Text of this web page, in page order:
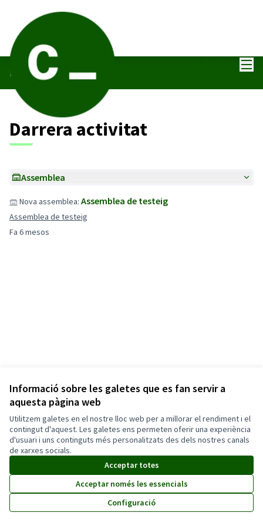
Informació sobre les galetes que es fan servir a
aquesta pàgina web
Utilitzem galetes en el nostre lloc web per a millorar el rendiment i el
contingut d'aquest. Les galetes ens permeten oferir una experiència
d'usuari i uns continguts més personalitzats des dels nostres canals
de xarxes socials.
Acceptar totes
Acceptar només les essencials
Configuració
Darreres activitats
Darrera activitat
Assemblea
Fa 6 mesos
Nova assemblea: Assemblea de testeig
Assemblea de testeig
Termes i condicions d'ús
Configuració de les galetes
Triar la llenguaElegir el idioma
Web creada ambprogramari lliure .
Amb
(Enllaç